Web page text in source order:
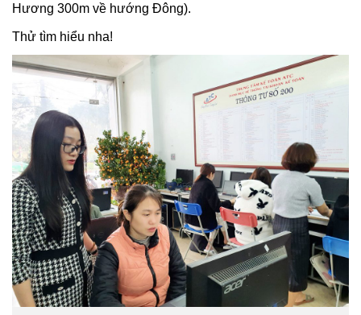
Hương 300m về hướng Đông).
Thử tìm hiểu nha!